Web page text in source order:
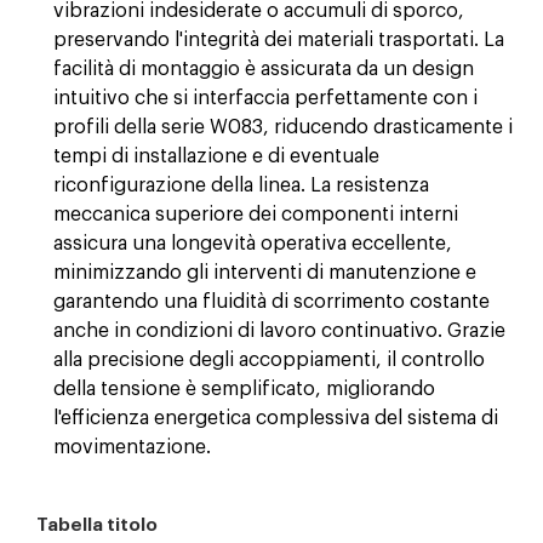
vibrazioni indesiderate o accumuli di sporco,
preservando l'integrità dei materiali trasportati. La
facilità di montaggio è assicurata da un design
intuitivo che si interfaccia perfettamente con i
profili della serie W083, riducendo drasticamente i
tempi di installazione e di eventuale
riconfigurazione della linea. La resistenza
meccanica superiore dei componenti interni
assicura una longevità operativa eccellente,
minimizzando gli interventi di manutenzione e
garantendo una fluidità di scorrimento costante
anche in condizioni di lavoro continuativo. Grazie
alla precisione degli accoppiamenti, il controllo
della tensione è semplificato, migliorando
l'efficienza energetica complessiva del sistema di
movimentazione.
Tabella titolo